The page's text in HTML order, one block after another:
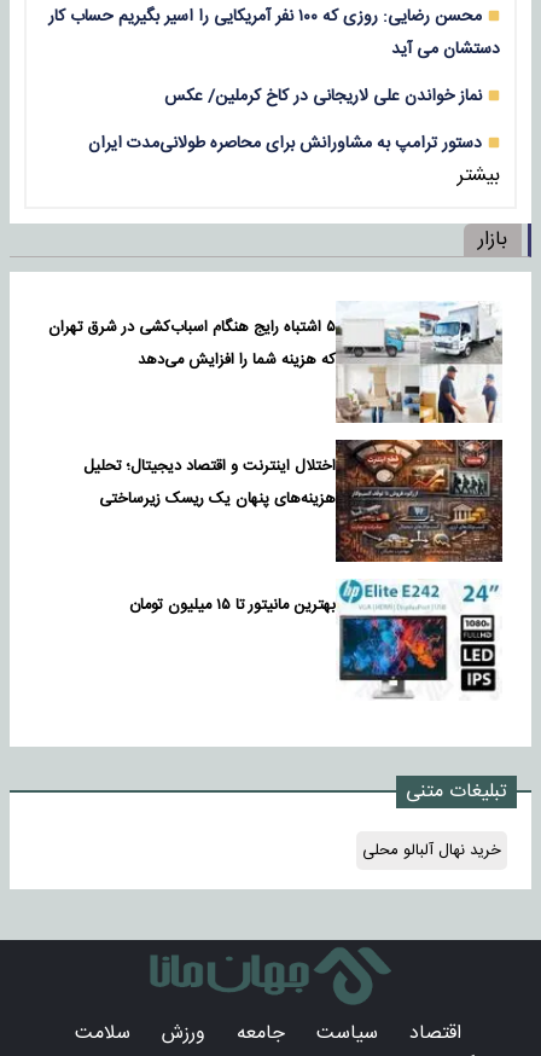
محسن رضایی: روزی که ۱۰۰ نفر آمریکایی را اسیر بگیریم حساب کار
دستشان می آید
نماز خواندن علی لاریجانی در کاخ کرملین/ عکس
دستور ترامپ به مشاورانش برای محاصره طولانی‌مدت ایران
بیشتر
بازار
۵ اشتباه رایج هنگام اسباب‌کشی در شرق تهران
که هزینه شما را افزایش می‌دهد
اختلال اینترنت و اقتصاد دیجیتال؛ تحلیل
هزینه‌های پنهان یک ریسک زیرساختی
بهترین مانیتور تا ۱۵ میلیون تومان
تبلیغات متنی
خرید نهال آلبالو محلی
اقتصاد سیاست جامعه ورزش
سلامت